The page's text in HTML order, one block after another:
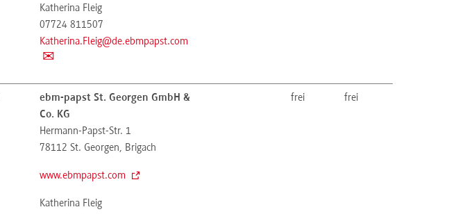
Katherina Fleig
07724 811507
Katherina.Fleig@de.ebmpapst.com
ebm-papst St. Georgen GmbH &
Co. KG
Hermann-Papst-Str. 1
78112 St. Georgen, Brigach
www.ebmpapst.com
Katherina Fleig
frei frei